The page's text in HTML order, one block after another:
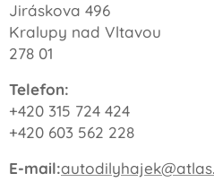
Jiráskova 496
Kralupy nad Vltavou
278 01
Telefon:
+420 315 724 424
+420 603 562 228
E-mail: